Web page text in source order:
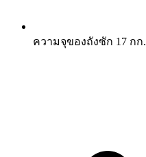
ความจุของถังซัก 17 กก.